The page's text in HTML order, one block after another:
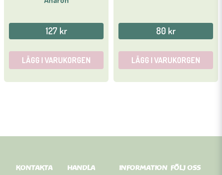
127 kr
LÄGG I VARUKORGEN
80 kr
LÄGG I VARUKORGEN
KONTAKTA
HANDLA INFORMATION FÖLJ OSS